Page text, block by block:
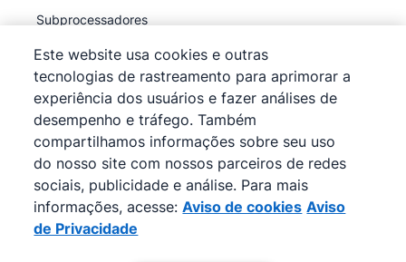
Subprocessadores
©2026Pipedrive
Pipedrive
Termos de Serviço
Pipedrive
Aviso de Privacidade
Mapa do site
Aviso de cookies
Este website usa cookies e outras
tecnologias de rastreamento para aprimorar a
experiência dos usuários e fazer análises de
desempenho e tráfego. Também
compartilhamos informações sobre seu uso
do nosso site com nossos parceiros de redes
sociais, publicidade e análise. Para mais
informações, acesse: Aviso de cookies Aviso
de Privacidade